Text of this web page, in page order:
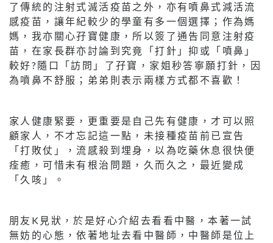
了傳統的注射式滅活疫苗之外，亦有噴鼻式減活流
感疫苗，讓年紀較少的學童有多一個選擇；作為媽
媽，我亦關心孖寶健康，所以簽了通告同意注射疫
苗，在家長群亦討論到究竟「打針」抑或「噴鼻」
較好?隨口「訪問」了孖寶，家姐秒答寧願打針，因
為噴鼻不舒服；弟弟則表示兩樣方式都不喜歡！
家人健康緊要，更重要是自己先有健康，才可以照
顧家人，不才忘記這一點，未接種疫苗前已宣告
「打敗仗」，流感殺到埋身，以為吃藥休息很快便
痊癒，可惜未有根治問題，久而久之，最近變成
「久咳」。
朋友K見狀，於是好心介紹去看看中醫，本著一試
無妨的心態，依著地址去看中醫師，中醫師是位上